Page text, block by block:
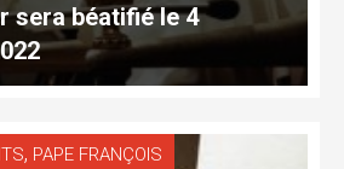
sera béatifié le 4
, PAPE FRANÇOIS